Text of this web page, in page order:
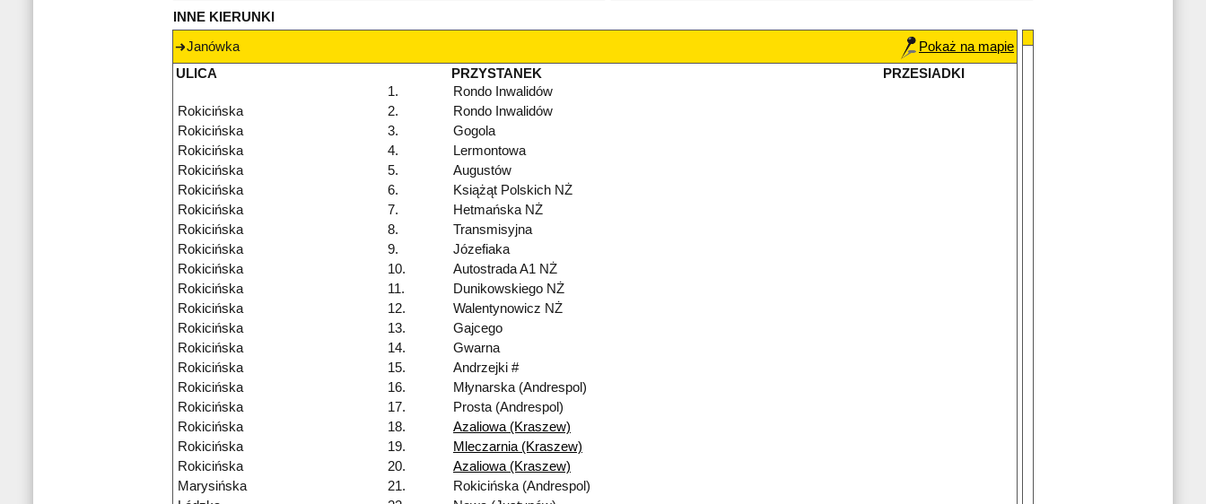
INNE KIERUNKI
Janówka
Pokaż na mapie
ULICA
PRZYSTANEK
PRZESIADKI
1.
Rondo Inwalidów
Rokicińska
2.
Rondo Inwalidów
Rokicińska
3.
Gogola
Rokicińska
4.
Lermontowa
Rokicińska
5.
Augustów
Rokicińska
6.
Książąt Polskich NŻ
Rokicińska
7.
Hetmańska NŻ
Rokicińska
8.
Transmisyjna
Rokicińska
9.
Józefiaka
Rokicińska
10.
Autostrada A1 NŻ
Rokicińska
11.
Dunikowskiego NŻ
Rokicińska
12.
Walentynowicz NŻ
Rokicińska
13.
Gajcego
Rokicińska
14.
Gwarna
Rokicińska
15.
Andrzejki #
Rokicińska
16.
Młynarska (Andrespol)
Rokicińska
17.
Prosta (Andrespol)
Rokicińska
18.
Azaliowa (Kraszew)
Rokicińska
19.
Mleczarnia (Kraszew)
Rokicińska
20.
Azaliowa (Kraszew)
Marysińska
21.
Rokicińska (Andrespol)